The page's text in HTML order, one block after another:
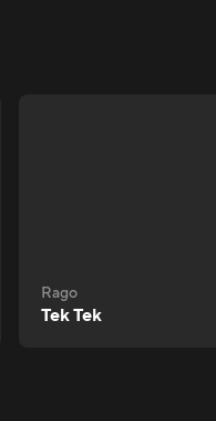
Rago
Tek Tek